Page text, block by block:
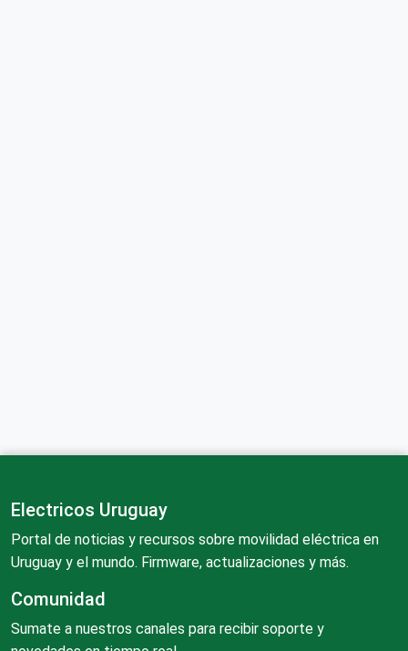
Electricos Uruguay
Portal de noticias y recursos sobre movilidad eléctrica en
Uruguay y el mundo. Firmware, actualizaciones y más.
Comunidad
Sumate a nuestros canales para recibir soporte y